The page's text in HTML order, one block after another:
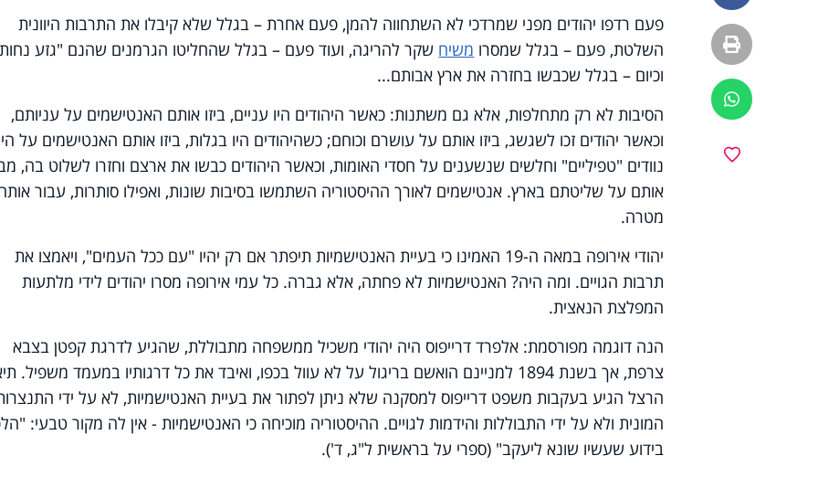
הדפסה
ווטסאפ
פעם רדפו יהודים מפני שמרדכי לא השתחווה להמן, פעם אחרת – בגלל שלא קיבלו את התרבות היוונית
השלטת, פעם – בגלל שמסרו משיח שקר להריגה, ועוד פעם – בגלל שהחליטו הגרמנים שהנם "גזע
וכיום – בגלל שכבשו בחזרה את ארץ אבותם...
הסיבות לא רק מתחלפות, אלא גם משתנות: כאשר היהודים היו עניים, ביזו אותם האנטישמים על עניותם,
וכאשר יהודים זכו לשגשג, ביזו אותם על עושרם וכוחם; כשהיהודים היו בגלות, ביזו אותם האנטישמים על
נוודים "טפיליים" וחלשים שנשענים על חסדי האומות, וכאשר היהודים כבשו את ארצם וחזרו לשלוט בה,
אותם על שליטתם בארץ. אנטישמים לאורך ההיסטוריה השתמשו בסיבות שונות, ואפילו סותרות, עבור
מטרה.
יהודי אירופה במאה ה-19 האמינו כי בעיית האנטישמיות תיפתר אם רק יהיו "עם ככל העמים", ויאמצו את
תרבות הגויים. ומה היה? האנטישמיות לא פחתה, אלא גברה. כל עמי אירופה מסרו יהודים לידי מלתעות
המפלצת הנאצית.
הנה דוגמה מפורסמת: אלפרד דרייפוס היה יהודי משכיל ממשפחה מתבוללת, שהגיע לדרגת קפטן בצבא
צרפת, אך בשנת 1894 למניינם הואשם בריגול על לא עוול בכפו, ואיבד את כל דרגותיו במעמד משפיל.
הרצל הגיע בעקבות משפט דרייפוס למסקנה שלא ניתן לפתור את בעיית האנטישמיות, לא על ידי
המונית ולא על ידי התבוללות והידמות לגויים. ההיסטוריה מוכיחה כי האנטישמיות - אין לה מקור טבעי:
בידוע שעשיו שונא ליעקב" (ספרי על בראשית ל"ג, ד').